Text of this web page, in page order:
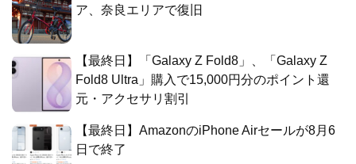
ア、奈良エリアで復旧
【最終日】「Galaxy Z Fold8」、「Galaxy Z
Fold8 Ultra」購入で15,000円分のポイント還
元・アクセサリ割引
【最終日】AmazonのiPhone Airセールが8月6
日で終了